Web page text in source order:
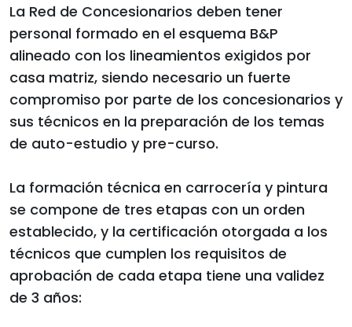
La Red de Concesionarios deben tener
personal formado en el esquema B&P
alineado con los lineamientos exigidos por
casa matriz, siendo necesario un fuerte
compromiso por parte de los concesionarios y
sus técnicos en la preparación de los temas
de auto-estudio y pre-curso.
La formación técnica en carrocería y pintura
se compone de tres etapas con un orden
establecido, y la certificación otorgada a los
técnicos que cumplen los requisitos de
aprobación de cada etapa tiene una validez
de 3 años: